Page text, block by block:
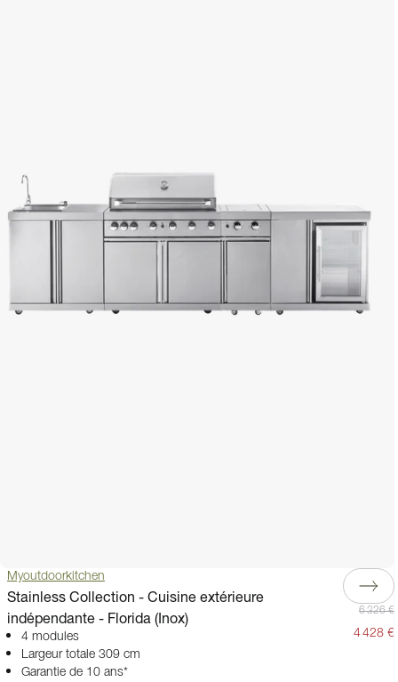
Myoutdoorkitchen
Stainless Collection - Cuisine extérieure
indépendante - Florida (Inox)
4 modules
Largeur totale 309 cm
Garantie de 10 ans*
6 326 €
4 428 €